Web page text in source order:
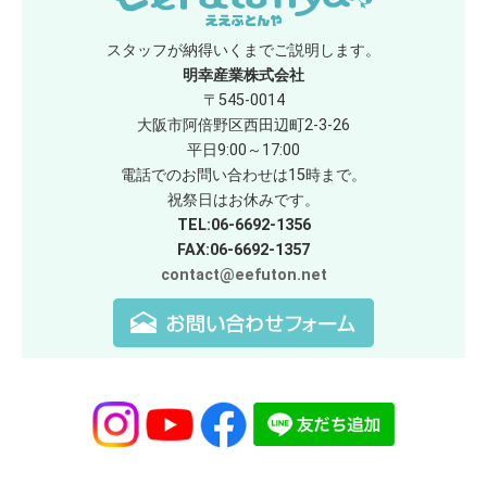
スタッフが納得いくまでご説明します。
明幸産業株式会社
〒545-0014
大阪市阿倍野区西田辺町2-3-26
平日9:00～17:00
電話でのお問い合わせは15時まで。
祝祭日はお休みです。
TEL:06-6692-1356
FAX:06-6692-1357
contact@eefuton.net